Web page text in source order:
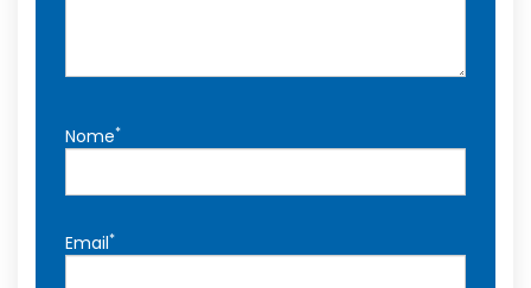
Nome*
Email*